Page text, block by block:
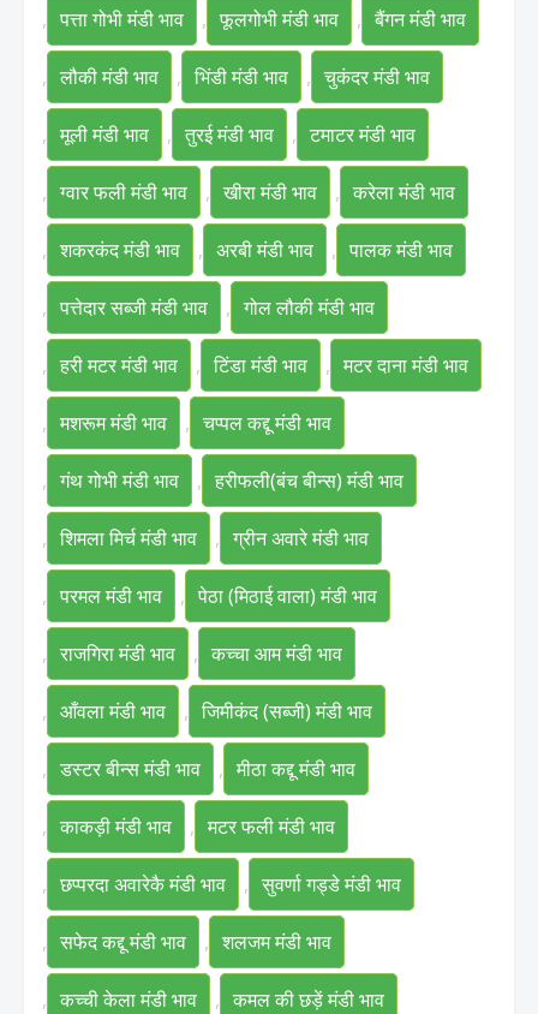
, पत्ता गोभी मंडी भाव , फूलगोभी मंडी भाव , बैंगन मंडी भाव
, लौकी मंडी भाव , भिंडी मंडी भाव , चुकंदर मंडी भाव
, मूली मंडी भाव , तुरई मंडी भाव , टमाटर मंडी भाव
, ग्वार फली मंडी भाव , खीरा मंडी भाव , करेला मंडी भाव
, शकरकंद मंडी भाव , अरबी मंडी भाव , पालक मंडी भाव
, पत्तेदार सब्जी मंडी भाव , गोल लौकी मंडी भाव
, हरी मटर मंडी भाव , टिंडा मंडी भाव , मटर दाना मंडी भाव
, मशरूम मंडी भाव , चप्पल कद्दू मंडी भाव
, गंथ गोभी मंडी भाव , हरीफली(बंच बीन्स) मंडी भाव
, शिमला मिर्च मंडी भाव , ग्रीन अवारे मंडी भाव
, परमल मंडी भाव , पेठा (मिठाई वाला) मंडी भाव
, राजगिरा मंडी भाव , कच्चा आम मंडी भाव
, आँवला मंडी भाव , जिमीकंद (सब्जी) मंडी भाव
, डस्टर बीन्स मंडी भाव , मीठा कद्दू मंडी भाव
, काकड़ी मंडी भाव , मटर फली मंडी भाव
, छप्परदा अवारेकै मंडी भाव , सुवर्णा गड्डे मंडी भाव
, सफेद कद्दू मंडी भाव , शलजम मंडी भाव
, कच्ची केला मंडी भाव , कमल की छड़ें मंडी भाव